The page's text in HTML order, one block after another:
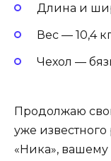
Длина и
Вес — 10,4
Чехол —
Продолжаю
уже
«Ника»,